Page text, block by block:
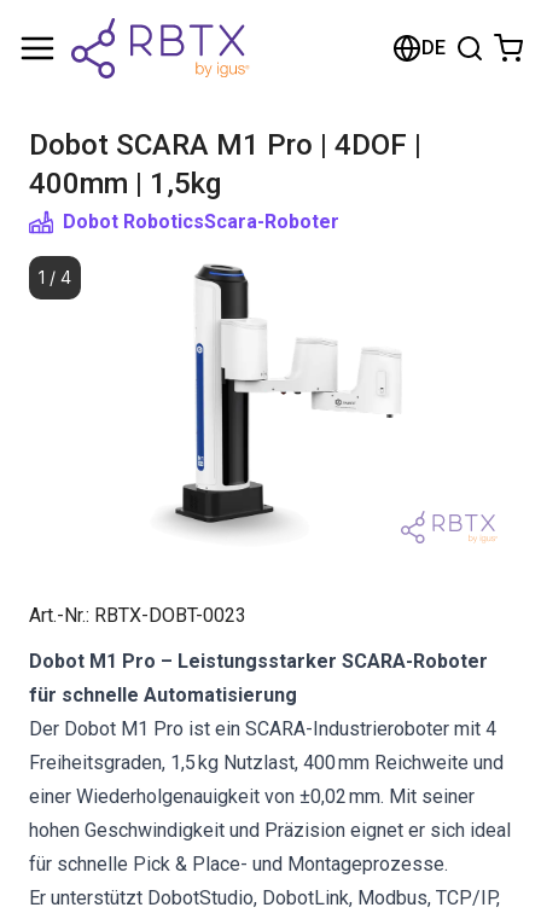
DE
Dobot SCARA M1 Pro | 4DOF |
400mm | 1,5kg
Dobot RoboticsScara-Roboter
1 / 4
Art.-Nr.: RBTX-DOBT-0023
Dobot M1 Pro – Leistungsstarker SCARA-Roboter
für schnelle Automatisierung
Der Dobot M1 Pro ist ein SCARA-Industrieroboter mit 4
Freiheitsgraden, 1,5 kg Nutzlast, 400 mm Reichweite und
einer Wiederholgenauigkeit von ±0,02 mm. Mit seiner
hohen Geschwindigkeit und Präzision eignet er sich ideal
für schnelle Pick & Place- und Montageprozesse.
Er unterstützt DobotStudio, DobotLink, Modbus, TCP/IP,
Warenkorb
Im Shop stöbern